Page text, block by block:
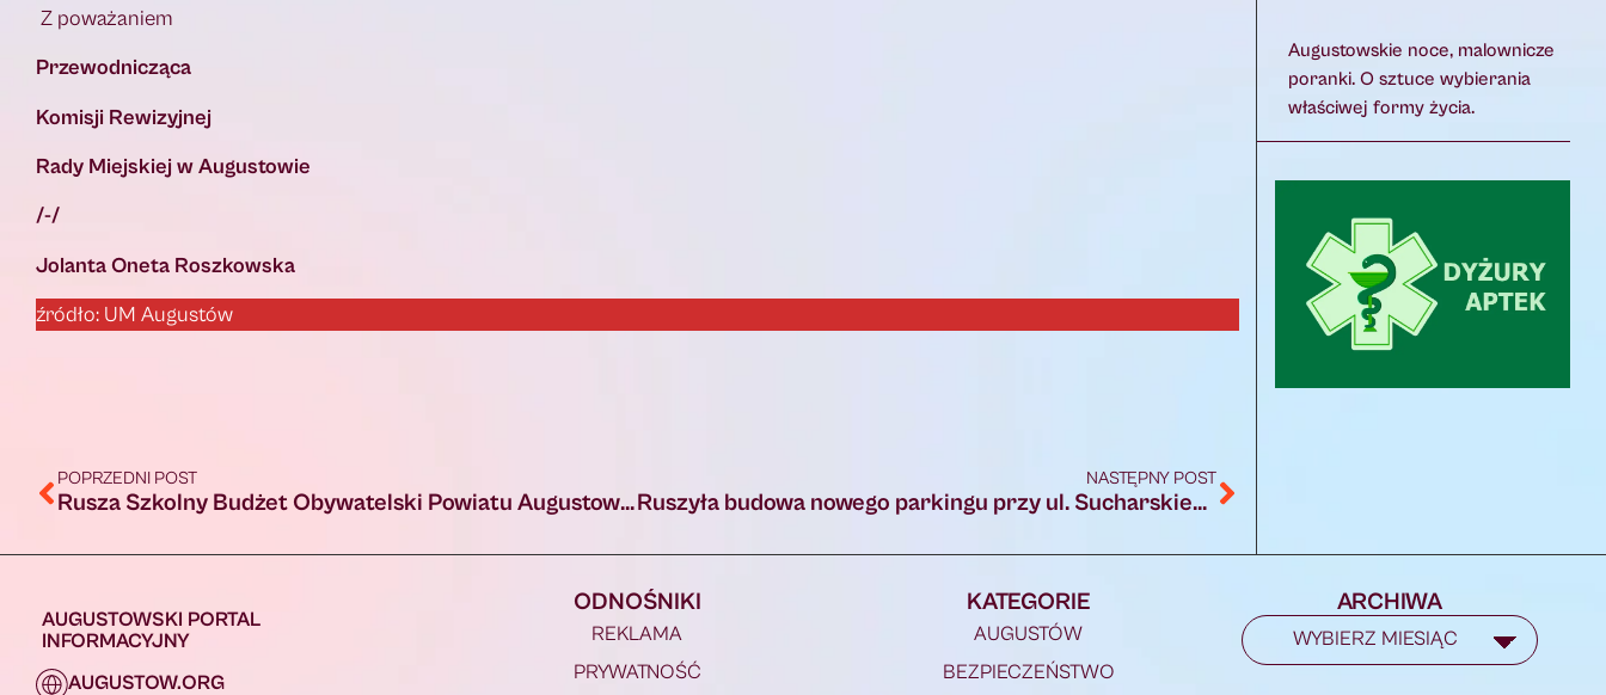
Z poważaniem
Przewodnicząca
Komisji Rewizyjnej
Rady Miejskiej w Augustowie
/-/
Jolanta Oneta Roszkowska
źródło: UM Augustów
POPRZEDNI POST
Rusza Szkolny Budżet Obywatelski Powiatu Augustowskiego 2026
NASTĘPNY POST
Ruszyła budowa nowego parkingu przy ul. Sucharskiego w Augustowie
Augustowskie noce, malownicze
poranki. O sztuce wybierania
właściwej formy życia.
AUGUSTOWSKI PORTAL
INFORMACYJNY
AUGUSTOW.ORG
ODNOŚNIKI
REKLAMA
PRYWATNOŚĆ
KATEGORIE
AUGUSTÓW
BEZPIECZEŃSTWO
ARCHIWA